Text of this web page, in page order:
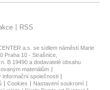
RSS
a.s. se sídlem náměstí Marie
Praha 10 - Strašnice,
B 19490 a dodavatelé obsahu
materiálům
informační společnosti
Cookies
Nastavení soukromí